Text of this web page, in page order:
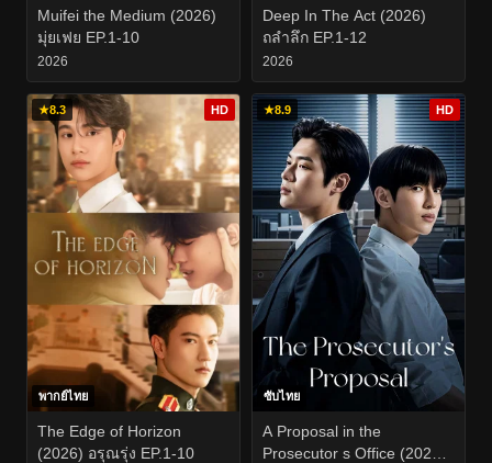
Muifei the Medium (2026)
มุ่ยเฟย EP.1-10
2026
Deep In The Act (2026)
ถลำลึก EP.1-12
2026
★8.3 HD
พากย์ไทย
The Edge of Horizon
(2026) อรุณรุ่ง EP.1-10
★8.9 HD
ซับไทย
A Proposal in the
Prosecutor s Office (2026)